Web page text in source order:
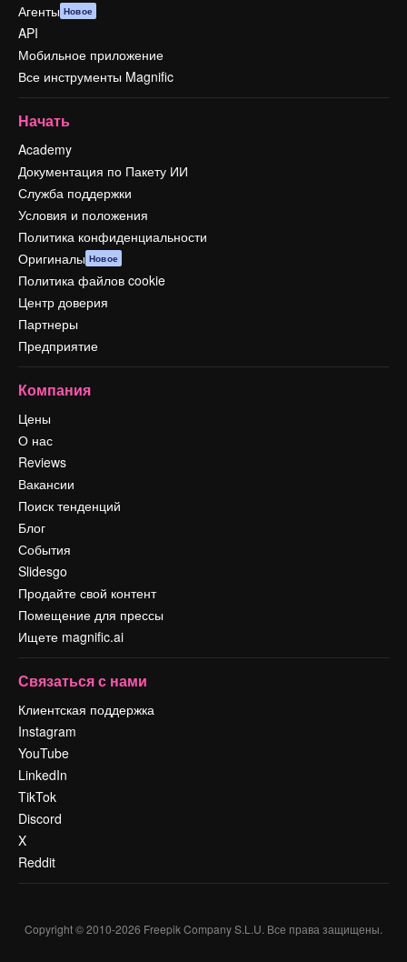
Агенты Новое
API
Мобильное приложение
Все инструменты Magnific
Начать
Academy
Документация по Пакету ИИ
Служба поддержки
Условия и положения
Политика конфиденциальности
Оригиналы Новое
Политика файлов cookie
Центр доверия
Партнеры
Предприятие
Компания
Цены
О нас
Reviews
Вакансии
Поиск тенденций
Блог
События
Slidesgo
Продайте свой контент
Помещение для прессы
Ищете magnific.ai
Связаться с нами
Клиентская поддержка
Instagram
YouTube
LinkedIn
TikTok
Discord
X
Reddit
Copyright © 2010-2026 Freepik Company S.L.U. Все права защищены.